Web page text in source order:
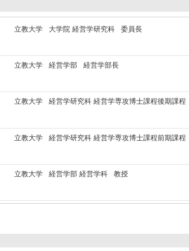
立教大学 大学院 経営学研究科 委員長
立教大学 経営学部 経営学部長
立教大学 経営学研究科 経営学専攻博士課程後期課
立教大学 経営学研究科 経営学専攻博士課程前期課
立教大学 経営学部 経営学科 教授